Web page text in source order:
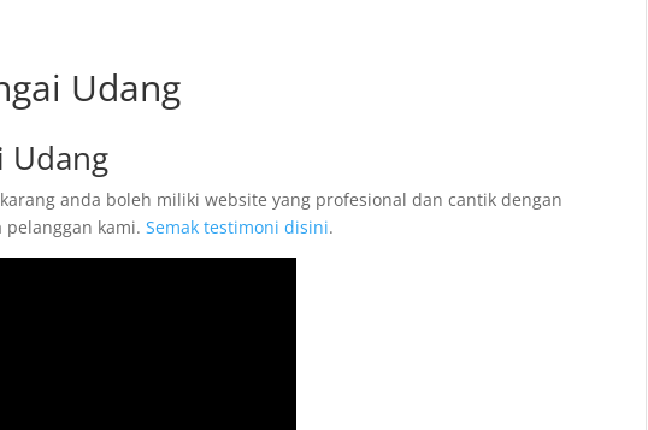
Udang
Udang
anda boleh miliki website yang profesional dan cantik dengan
pelanggan kami.Semak testimoni disini.